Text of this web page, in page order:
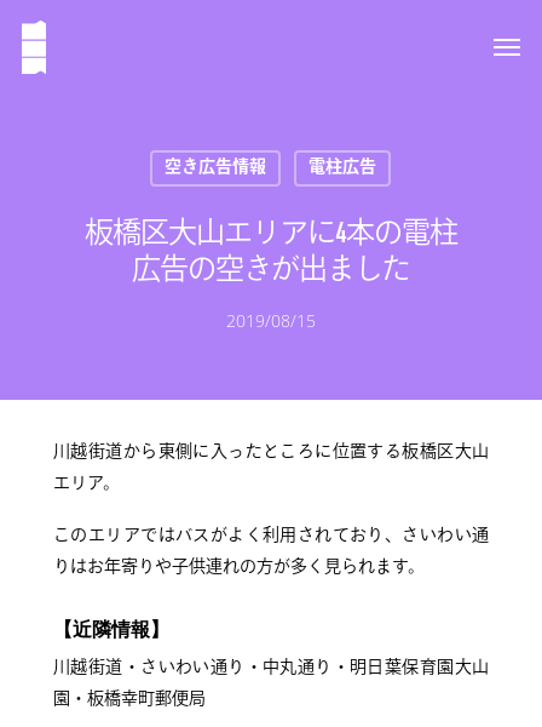
空き広告情報 電柱広告
板橋区大山エリアに4本の電柱
広告の空きが出ました
2019/08/15
川越街道から東側に入ったところに位置する板橋区大山
エリア。
このエリアではバスがよく利用されており、さいわい通
りはお年寄りや子供連れの方が多く見られます。
【近隣情報】
川越街道・さいわい通り・中丸通り・明日葉保育園大山
園・板橋幸町郵便局